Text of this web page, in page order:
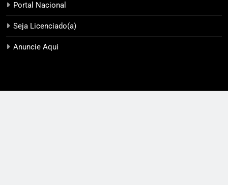
Portal Nacional
Seja Licenciado(a)
Anuncie Aqui